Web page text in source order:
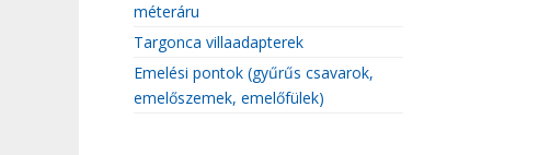
méteráru
Targonca villaadapterek
Emelési pontok (gyűrűs csavarok,
emelőszemek, emelőfülek)